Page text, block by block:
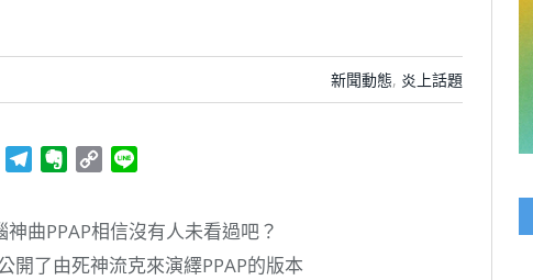
新聞動態, 炎上話題
BloggerTelegramEvernote
Copy
曲PPAP相信沒有人未看過吧？
開了由死神流克來演繹PPAP的版本